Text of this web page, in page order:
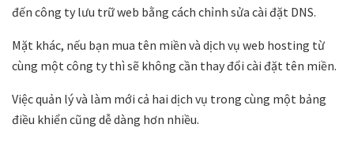
đến công ty lưu trữ web bằng cách chỉnh sửa cài đặt DNS.
Mặt khác, nếu bạn mua tên miền và dịch vụ web hosting từ
cùng một công ty thì sẽ không cần thay đổi cài đặt tên miền.
Việc quản lý và làm mới cả hai dịch vụ trong cùng một bảng
điều khiển cũng dễ dàng hơn nhiều.